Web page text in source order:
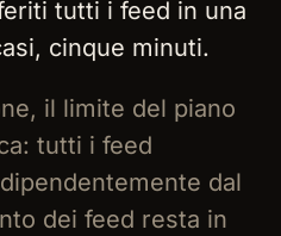
tutti i feed in una
cinque minuti.
il limite del piano
tutti i feed
dal
dei feed resta in